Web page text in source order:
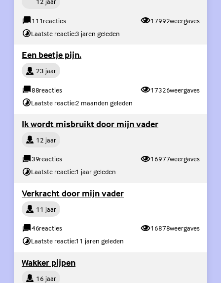
111reacties 17992weergaves
Laatste reactie:3 jaren geleden
Een beetje pijn.
Persoon23 jaar
88reacties 17326weergaves
Laatste reactie:2 maanden geleden
Ik wordt misbruikt door mijn vader
Persoon12 jaar
39reacties 16977weergaves
Laatste reactie:1 jaar geleden
Verkracht door mijn vader
Persoon11 jaar
46reacties 16878weergaves
Laatste reactie:11 jaren geleden
Wakker pijpen
Persoon16 jaar